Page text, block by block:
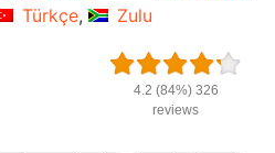
Türkçe Zulu
4.2 (84%) 326
reviews